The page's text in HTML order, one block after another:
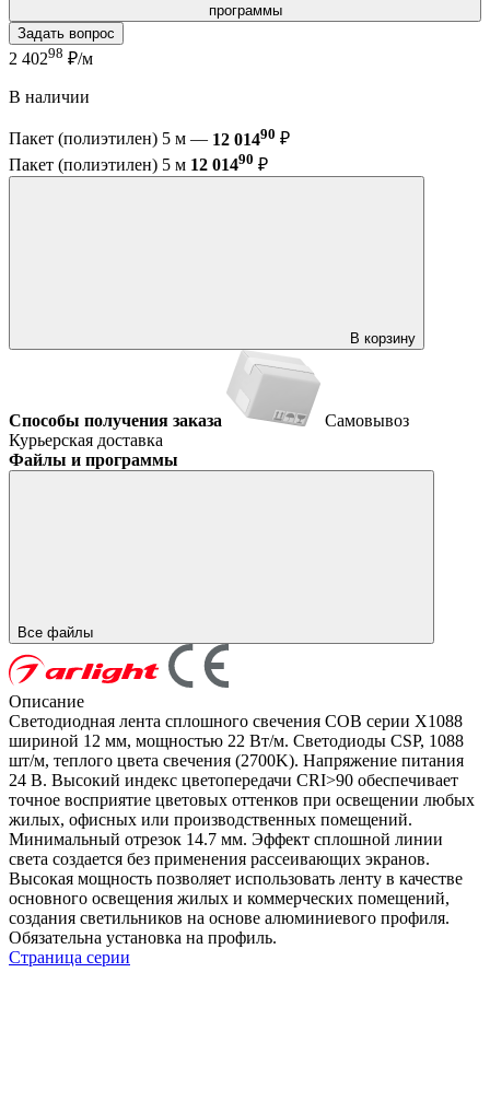
программы
Задать вопрос
2 40298 ₽/м
В наличии
Пакет (полиэтилен) 5 м — 12 01490 ₽
Пакет (полиэтилен) 5 м 12 01490 ₽
В корзину
Способы получения заказа
Самовывоз
Курьерская доставка
Файлы и программы
Все файлы
Описание
Светодиодная лента сплошного свечения COB серии X1088
шириной 12 мм, мощностью 22 Вт/м. Светодиоды CSP, 1088
шт/м, теплого цвета свечения (2700K). Напряжение питания
24 В. Высокий индекс цветопередачи CRI>90 обеспечивает
точное восприятие цветовых оттенков при освещении любых
жилых, офисных или производственных помещений.
Минимальный отрезок 14.7 мм. Эффект сплошной линии
света создается без применения рассеивающих экранов.
Высокая мощность позволяет использовать ленту в качестве
основного освещения жилых и коммерческих помещений,
создания светильников на основе алюминиевого профиля.
Обязательна установка на профиль.
Страница серии